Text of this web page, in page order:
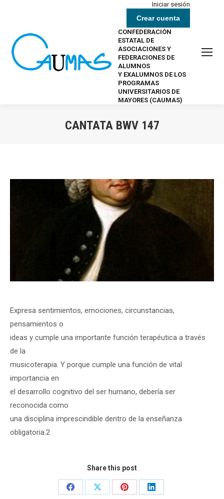
Iniciar sesión
Crear cuenta
CONFEDERACIÓN
ESTATAL DE
ASOCIACIONES Y
FEDERACIONES DE
ALUMNOS
Y EXALUMNOS DE LOS
PROGRAMAS
UNIVERSITARIOS DE
MAYORES (CAUMAS)
CANTATA BWV 147
Expresa sentimientos, emociones, circunstancias,
pensamientos o
ideas y cumple una importante función terapéutica a través
de la
musicoterapia. Y porque cumple una función de vital
importancia en
el desarrollo cognitivo del ser humano, debería ser
reconocida como
una disciplina imprescindible dentro de la enseñanza
obligatoria.2
Share this post
Share
Share
Share
Share